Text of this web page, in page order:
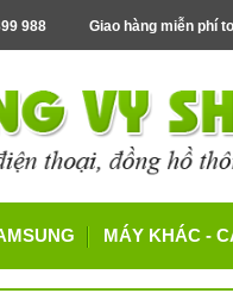
988 Giao hàng miễn phí
MÁY KHÁC -